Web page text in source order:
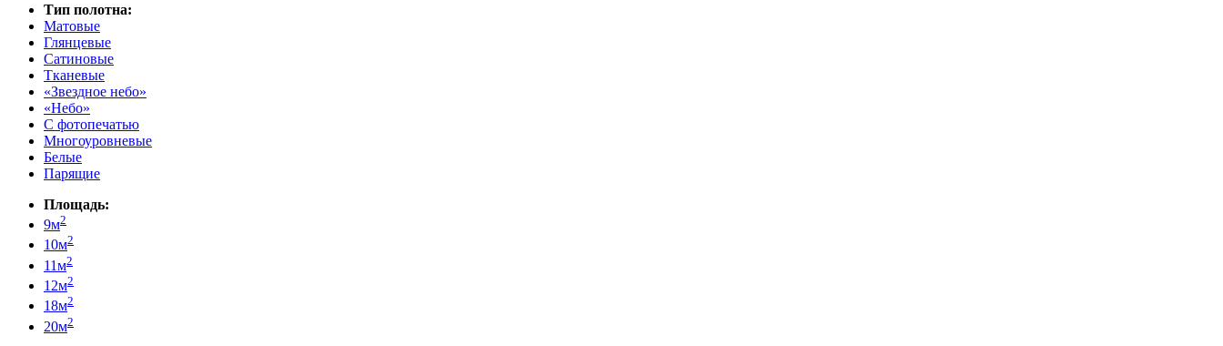
Тип полотна:
Матовые
Глянцевые
Сатиновые
Тканевые
«Звездное небо»
«Небо»
С фотопечатью
Многоуровневые
Белые
Парящие
Площадь:
9м2
10м2
11м2
12м2
18м2
20м2